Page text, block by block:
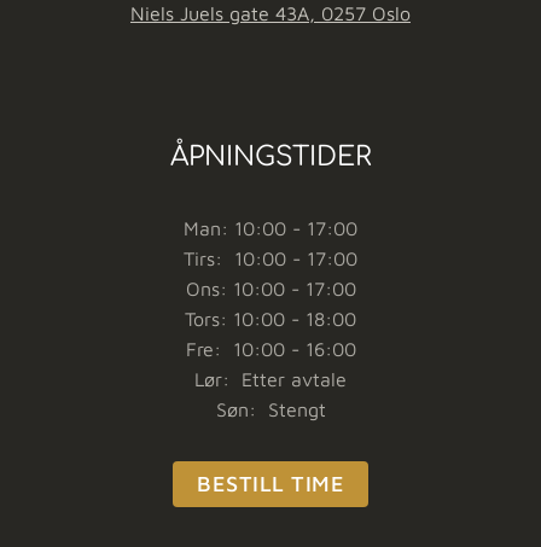
Niels Juels gate 43A, 0257 Oslo
ÅPNINGSTIDER
Man: 10:00 - 17:00
Tirs: 10:00 - 17:00
Ons: 10:00 - 17:00
Tors: 10:00 - 18:00
Fre: 10:00 - 16:00
Lør: Etter avtale
Søn: Stengt
BESTILL TIME